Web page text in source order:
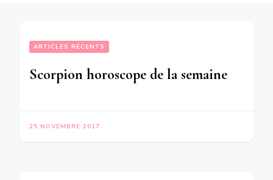
ARTICLES RÉCENTS
25 NOVEMBRE 2017